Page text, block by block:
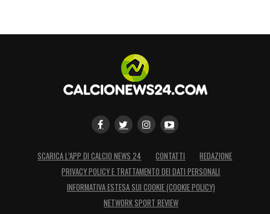
SCARICA L’APP DI CALCIO NEWS 24 CONTATTI
REDAZIONE
PRIVACY POLICY E TRATTAMENTO DEI DATI PERSONALI
INFORMATIVA ESTESA SUI COOKIE (COOKIE POLICY)
NETWORK SPORT REVIEW